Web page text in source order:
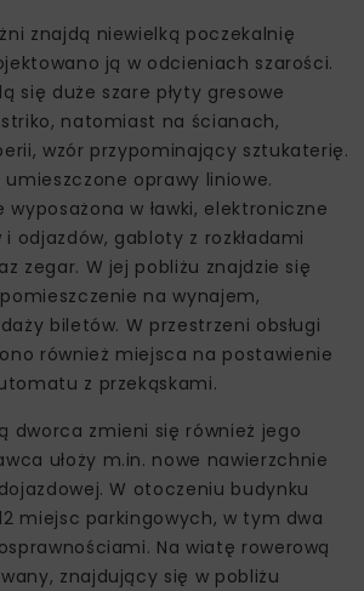
znajdą niewielką poczekalnię
ją w odcieniach szarości.
się duże szare płyty gresowe
natomiast na ścianach,
wzór przypominający sztukaterię.
oprawy liniowe.
wyposażona w ławki, elektroniczne
odjazdów, gabloty z rozkładami
zegar. W jej pobliżu znajdzie się
na wynajem,
biletów. W przestrzeni obsługi
również miejsca na postawienie
z przekąskami.
dworca zmieni się również jego
ułoży m.in. nowe nawierzchnie
W otoczeniu budynku
miejsc parkingowych, w tym dwa
Na wiatę rowerową
znajdujący się w pobliżu